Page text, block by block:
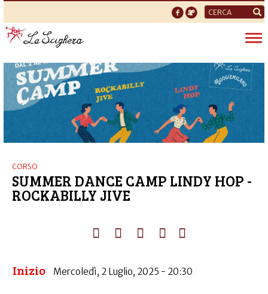
Form
di
ricerca
CORSO
SUMMER DANCE CAMP LINDY HOP -
ROCKABILLY JIVE
Inizio Mercoledì, 2 Luglio, 2025 - 20:30